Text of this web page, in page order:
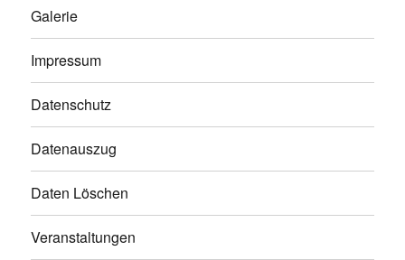
Galerie
Impressum
Datenschutz
Datenauszug
Daten Löschen
Veranstaltungen